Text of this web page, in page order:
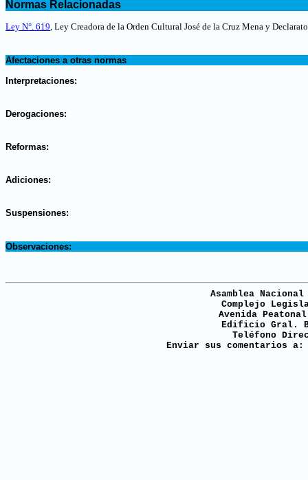
Normas Relacionadas
Ley N°. 619, Ley Creadora de la Orden Cultural José de la Cruz Mena y
Afectaciones a otras normas
Interpretaciones:
Derogaciones:
Reformas:
Adiciones:
Suspensiones:
Observaciones:
Asamblea
Complejo
Avenida
Edificio Gral.
Teléfono
Enviar sus comentarios